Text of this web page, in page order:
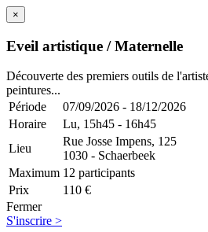
×
Eveil artistique / Maternelle
Découverte des premiers outils de
peintures...
Période
07/09/2026 - 18/12/2026
Horaire
Lu, 15h45 - 16h45
Lieu
Rue Josse Impens, 125
1030 - Schaerbeek
Maximum 12 participants
Prix
110 €
Fermer
S'inscrire >